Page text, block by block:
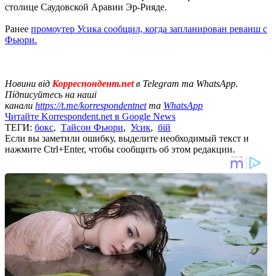
столице Саудовской Аравии Эр-Рияде.
Ранее промоутер Усика сообщил, когда запланирован реванш с
Фьюри.
Новини від Корреспондент.netв Telegram та WhatsApp.
Підписуйтесь на наші
канали https://t.me/korrespondentnetта WhatsApp
Читайте Korrespondent.net в Google News
ТЕГИ: бокс, Тайсон Фьюри, Усик, бій
Если вы заметили ошибку, выделите необходимый текст и
нажмите Ctrl+Enter, чтобы сообщить об этом редакции.